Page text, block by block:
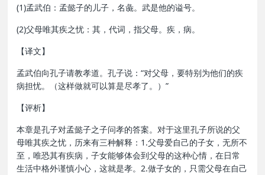
(1)孟武伯：孟懿子的儿子，名彘。武是他的谥号。
(2)父母唯其疾之忧：其，代词，指父母。疾，病。
【译文】
孟武伯向孔子请教孝道。孔子说：“对父母，要特别为他们的疾
病担忧。（这样做就可以算是尽孝了。）”
【评析】
本章是孔子对孟懿子之子问孝的答案。对于这里孔子所说的父
母唯其疾之忧，历来有三种解释：1.父母爱自己的子女，无所不
至，唯恐其有疾病，子女能够体会到父母的这种心情，在日常
生活中格外谨慎小心，这就是孝。2.做子女的，只需父母在自己